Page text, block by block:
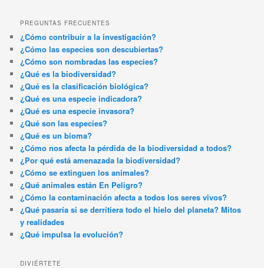
PREGUNTAS FRECUENTES
¿Cómo contribuir a la investigación?
¿Cómo las especies son descubiertas?
¿Cómo son nombradas las especies?
¿Qué es la biodiversidad?
¿Qué es la clasificación biológica?
¿Qué es una especie indicadora?
¿Qué es una especie invasora?
¿Qué son las especies?
¿Qué es un bioma?
¿Cómo nos afecta la pérdida de la biodiversidad a todos?
¿Por qué está amenazada la biodiversidad?
¿Cómo se extinguen los animales?
¿Qué animales están En Peligro?
¿Cómo la contaminación afecta a todos los seres vivos?
¿Qué pasaría si se derritiera todo el hielo del planeta? Mitos
y realidades
¿Qué impulsa la evolución?
DIVIÉRTETE